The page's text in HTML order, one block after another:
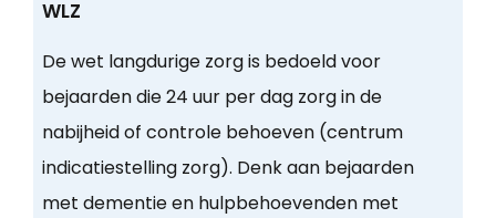
WLZ
De wet langdurige zorg is bedoeld voor
bejaarden die 24 uur per dag zorg in de
nabijheid of controle behoeven (centrum
indicatiestelling zorg). Denk aan bejaarden
met dementie en hulpbehoevenden met